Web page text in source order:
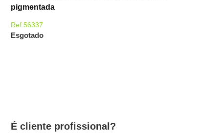
pigmentada
Ref:56337
Esgotado
É cliente profissional?